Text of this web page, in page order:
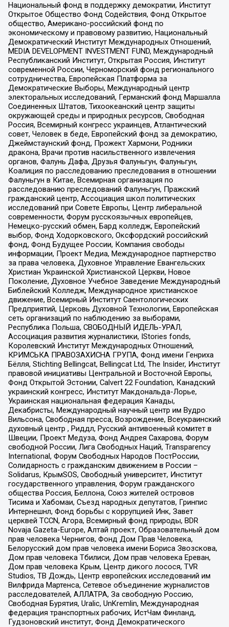
Национальный фонд в поддержку демократии, Институт
Открытое Общество Фонд Содействия, Фонд Открытое
общество, Американо-российский фонд по
экономическому и правовому развитию, Национальный
Демократический Институт Международных Отношений,
MEDIA DEVELOPMENT INVESTMENT FUND, Международный
Республиканский Институт, Открытая Россия, Институт
современной России, Черноморский фонд регионального
сотрудничества, Европейская Платформа за
Демократические Выборы, Международный центр
электоральных исследований, Германский фонд Маршалла
Соединенных Штатов, Тихоокеанский центр защиты
окружающей среды и природных ресурсов, Свободная
Россия, Всемирный конгресс украинцев, Атлантический
совет, Человек в беде, Европейский фонд за демократию,
Джеймстаунский фонд, Прожект Хармони, Родники
дракона, Врачи против насильственного извлечения
органов, Фалунь Дафа, Друзья Фалуньгун, Фалуньгун,
Коалиция по расследованию преследования в отношении
Фалуньгун в Китае, Всемирная организация по
расследованию преследований Фалуньгун, Пражский
гражданский центр, Ассоциация школ политических
исследований при Совете Европы, Центр либеральной
современности, Форум русскоязычных европейцев,
Немецко-русский обмен, Бард колледж, Европейский
выбор, Фонд Ходорковского, Оксфордский российский
фонд, Фонд Будущее России, Компания свободы
информации, Проект Медиа, Международное партнерство
за права человека, Духовное Управление Евангельских
Христиан Украинской Христианской Церкви, Новое
Поколение, Духовное Учебное Заведение Международный
Библейский Колледж, Международное христианское
движение, Всемирный Институт Саентологических
Предприятий, Церковь Духовной Технологии, Европейская
сеть организаций по наблюдению за выборами,
Республика Польша, СВОБОДНЫЙ ИДЕЛЬ-УРАЛ,
Ассоциация развития журналистики, IStories fonds,
Королевский Институт Международных Отношений,
КРИМСЬКА ПРАВОЗАХИСНА ГРУПА, Фонд имени Генриха
Бёлля, Stichting Bellingcat, Bellingcat Ltd, The Insider, Институт
правовой инициативы Центральной и Восточной Европы,
Фонд Открытой Эстонии, Calvert 22 Foundation, Канадский
украинский конгресс, Институт Макдональда-Лорье,
Украинская национальная федерация Канады,
Декабристы, Международный научный центр им Вудро
Вильсона, Свободная пресса, Возрождение, Всеукраинский
духовный центр , Риддл, Русский антивоенный комитет в
Швеции, Проект Медуза, Фонд Андрея Сахарова, Форум
свободной России, Лига Свободных Наций, Transparеncy
International, Форум Свободных Народов ПостРоссии,
Солидарность с гражданским движением в России –
Solidarus, КрымSOS, Свободный университет, Институт
государственного управления, Форум гражданского
общества Россия, Беллона, Союз жителей островов
Тисима и Хабомаи, Съезд народных депутатов, Гринпис
Интернешнл, Фонд борьбы с коррупцией Инк, Завет
церквей TCCN, Агора, Всемирный фонд природы, BDR
Novaja Gazeta-Europe, Алтай проект, Образовательный дом
прав человека Чернигов, Фонд Дом Прав Человека,
Белорусский дом прав человека имени Бориса Звозскова,
Дом прав человека Тбилиси, Дом прав человека Ереван,
Дом прав человека Крым, Центр дикого лосося, TVR
Studios, ТВ Дождь, Центр европейских исследований им
Вилфрида Мартенса, Сетевое объединение журналистов
расследователей, АЛЛАТРА, За свободную Россию,
Свободная Бурятия, Uralic, UnKremlin, Международная
федерация транспортных рабочих, ИстЧам Финланд,
Гудзоновский институт, Фонд Демократического